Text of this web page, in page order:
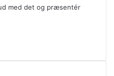
med det og præsentér